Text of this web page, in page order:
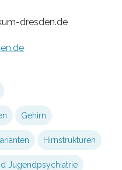
dresden.de
Gehirn
Hirnstrukturen
Jugendpsychiatrie